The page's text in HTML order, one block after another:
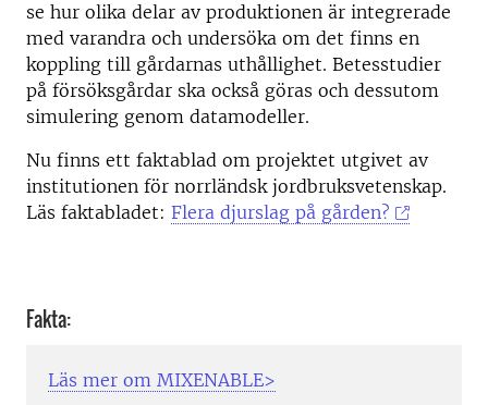
se hur olika delar av produktionen är integrerade
med varandra och undersöka om det finns en
koppling till gårdarnas uthållighet. Betesstudier
på försöksgårdar ska också göras och dessutom
simulering genom datamodeller.
Nu finns ett faktablad om projektet utgivet av
institutionen för norrländsk jordbruksvetenskap.
Läs faktabladet: Flera djurslag på gården?
Fakta:
Läs mer om MIXENABLE>